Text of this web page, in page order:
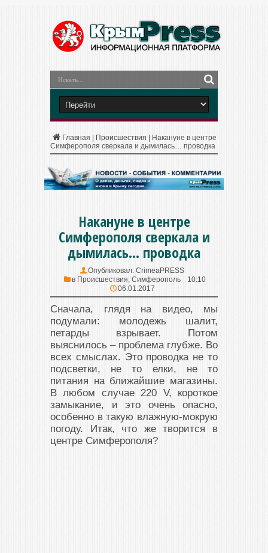
Главная Происшествия
Накануне в центре
Симферополя сверкала и дымилась… проводка
Накануне в центре
Симферополя сверкала и
дымилась… проводка
Опубликовал: CrimeaPRESS
в Происшествия, Симферополь
10:10
06.01.2017
Сначала, глядя на видео, мы
подумали: молодежь шалит,
петарды взрывает. Потом
выяснилось – проблема глубже. Во
всех смыслах. Это проводка не то
подсветки, не то елки, не то
питания на ближайшие магазины.
В любом случае 220 V, короткое
замыкание, и это очень опасно,
особенно в такую влажную-мокрую
погоду. Итак, что же творится в
центре Симферополя?